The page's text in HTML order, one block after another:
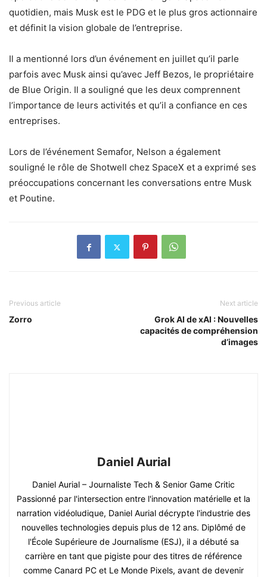
quotidien, mais Musk est le PDG et le plus gros actionnaire
et définit la vision globale de l’entreprise.
Il a mentionné lors d’un événement en juillet qu’il parle
parfois avec Musk ainsi qu’avec Jeff Bezos, le propriétaire
de Blue Origin. Il a souligné que les deux comprennent
l’importance de leurs activités et qu’il a confiance en ces
entreprises.
Lors de l’événement Semafor, Nelson a également
souligné le rôle de Shotwell chez SpaceX et a exprimé ses
préoccupations concernant les conversations entre Musk
et Poutine.
Previous article
Zorro
Next article
Grok AI de xAI : Nouvelles
capacités de compréhension
d’images
Daniel Aurial
Daniel Aurial – Journaliste Tech & Senior Game Critic
Passionné par l'intersection entre l'innovation matérielle et la
narration vidéoludique, Daniel Aurial décrypte l'industrie des
nouvelles technologies depuis plus de 12 ans. Diplômé de
l'École Supérieure de Journalisme (ESJ), il a débuté sa
carrière en tant que pigiste pour des titres de référence
comme Canard PC et Le Monde Pixels, avant de devenir